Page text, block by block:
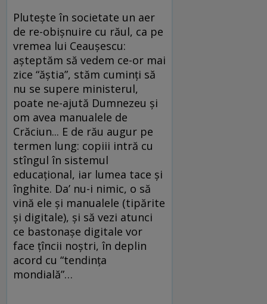
Pluteşte în societate un aer
de re-obişnuire cu răul, ca pe
vremea lui Ceauşescu:
aşteptăm să vedem ce-or mai
zice “ăştia”, stăm cuminţi să
nu se supere ministerul,
poate ne-ajută Dumnezeu şi
om avea manualele de
Crăciun... E de rău augur pe
termen lung: copiii intră cu
stîngul în sistemul
educaţional, iar lumea tace şi
înghite. Da’ nu-i nimic, o să
vină ele şi manualele (tipărite
şi digitale), şi să vezi atunci
ce bastonaşe digitale vor
face ţîncii noştri, în deplin
acord cu “tendinţa
mondială”…